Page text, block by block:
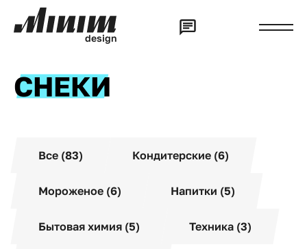
design
СНЕКИ
Все (83) Кондитерские (6)
Мороженое (6) Напитки (5)
Бытовая химия (5) Техника (3)